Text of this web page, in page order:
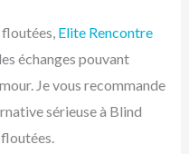
floutées, Elite Rencontre
échanges pouvant
Je vous recommande
sérieuse à Blind